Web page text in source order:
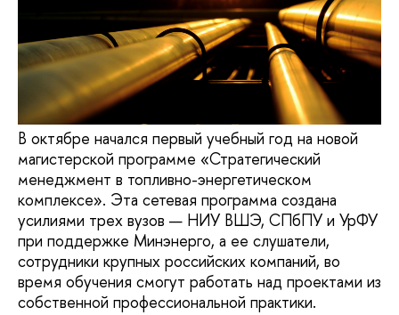
В октябре начался первый учебный год на новой
магистерской программе «Стратегический
менеджмент в топливно-энергетическом
комплексе». Эта сетевая программа создана
усилиями трех вузов — НИУ ВШЭ, СПбПУ и УрФУ
при поддержке Минэнерго, а ее слушатели,
сотрудники крупных российских компаний, во
время обучения смогут работать над проектами из
собственной профессиональной практики.